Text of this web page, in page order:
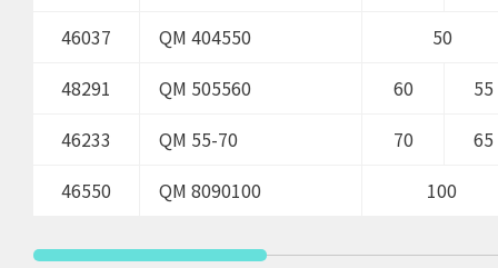
46037
QM 404550
50
48291
QM 505560 60
55
46233
QM 55-70 70
65
46550
QM 8090100 100